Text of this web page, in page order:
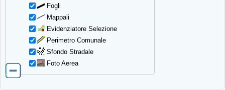
Fogli
Mappali
Evidenziatore Selezione
Perimetro Comunale
Sfondo Stradale
Foto Aerea